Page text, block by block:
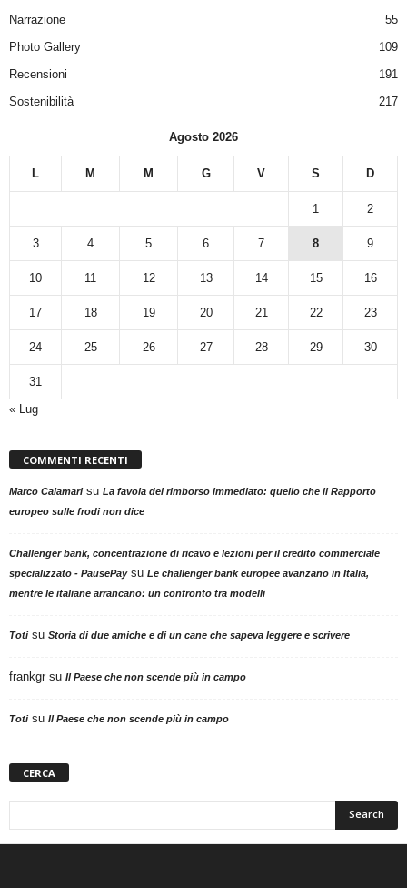
Narrazione
55
Photo Gallery
109
Recensioni
191
Sostenibilità
217
Agosto 2026
L M M G V S D
1 2
3 4 5 6 7 8 9
10 11 12 13 14 15 16
17 18 19 20 21 22 23
24 25 26 27 28 29 30
31
« Lug
COMMENTI RECENTI
Marco Calamarisu La favola del rimborso immediato: quello che il Rapporto
europeo sulle frodi non dice
Challenger bank, concentrazione di ricavo e lezioni per il credito commerciale
specializzato - PausePaysu Le challenger bank europee avanzano in Italia,
mentre le italiane arrancano: un confronto tra modelli
Totisu Storia di due amiche e di un cane che sapeva leggere e scrivere
frankgr su Il Paese che non scende più in campo
Totisu Il Paese che non scende più in campo
CERCA